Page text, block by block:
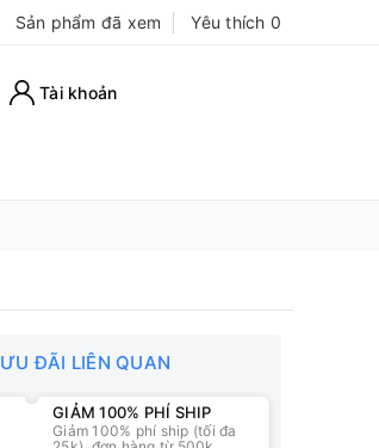
Sản phẩm đã xem Yêu thích 0
Tài khoản
ƯU ĐÃI LIÊN QUAN
GIẢM 100% PHÍ SHIP
Giảm 100% phí ship (tối đa